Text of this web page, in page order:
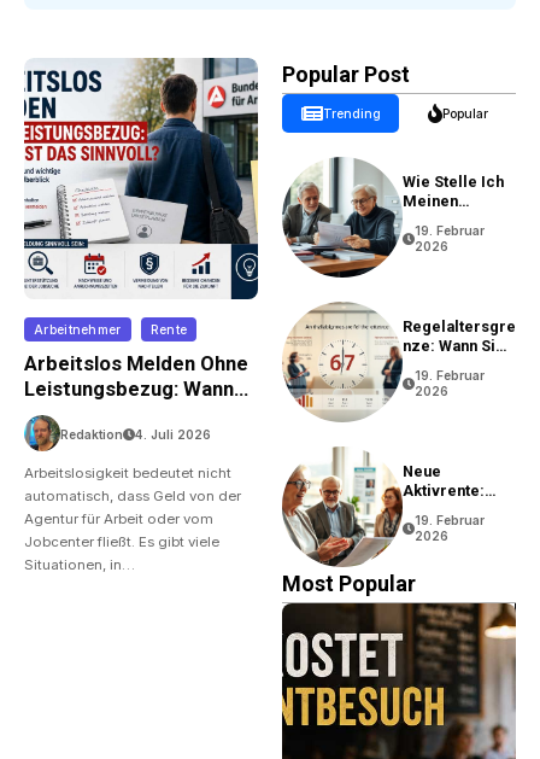
Arbeitnehmer Rente
Arbeitslos Melden Ohne
Leistungsbezug: Wann
Ist Das Sinnvoll?
Redaktion 4. Juli 2026
Arbeitslosigkeit bedeutet nicht
automatisch, dass Geld von der
Agentur für Arbeit oder vom
Jobcenter fließt. Es gibt viele
Situationen, in…
Popular Post
Trending Popular
Wie Stelle Ich
Meinen
19. Februar
2026
Regelaltersgre
Nze: Wann Sie
Können
19. Februar
2026
Neue
Aktivrente:
Bedingungen
19. Februar
2026
Most Popular